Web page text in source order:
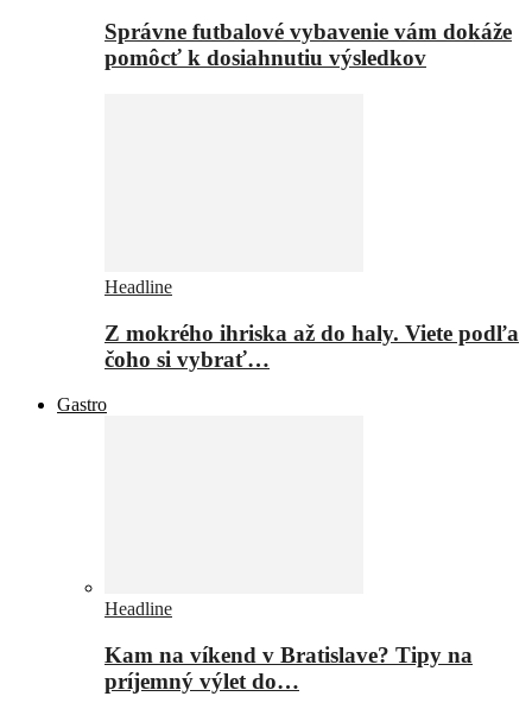
Správne futbalové vybavenie vám dokáže
pomôcť k dosiahnutiu výsledkov
Headline
Z mokrého ihriska až do haly. Viete podľa
čoho si vybrať…
Gastro
Headline
Kam na víkend v Bratislave? Tipy na
príjemný výlet do…